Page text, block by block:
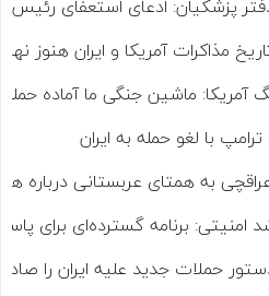
پزشکیان: ادعای استعفای
مذاکرات آمریکا و ایران هنوز
آمریکا: ماشین جنگی ما آماده
با لغو حمله به ایران
به همتای عربستانی درباره
امنیتی: برنامه گسترده‌ای برای
حملات جدید علیه ایران را صادر